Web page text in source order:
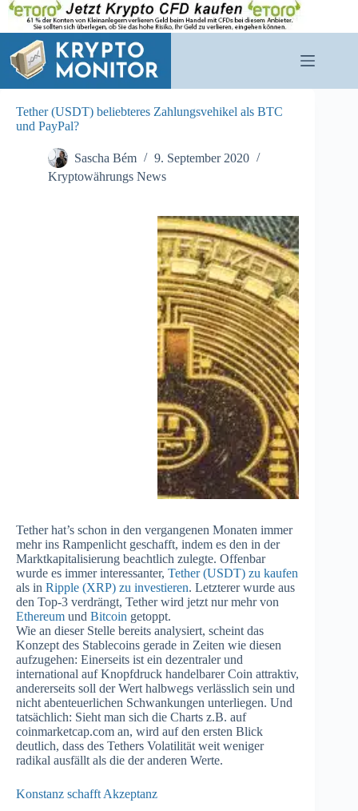
Zum
Inhalt
springen
Tether (USDT) beliebteres Zahlungsvehikel als BTC
und PayPal?
Sascha Bém
9. September 2020
Kryptowährungs News
Tether hat’s schon in den vergangenen Monaten immer
mehr ins Rampenlicht geschafft, indem es den in der
Marktkapitalisierung beachtlich zulegte. Offenbar
wurde es immer interessanter, Tether (USDT) zu kaufen
als in Ripple (XRP) zu investieren. Letzterer wurde aus
den Top-3 verdrängt, Tether wird jetzt nur mehr von
Ethereum und Bitcoin getoppt.
Wie an dieser Stelle bereits analysiert, scheint das
Konzept des Stablecoins gerade in Zeiten wie diesen
aufzugehen: Einerseits ist ein dezentraler und
international auf Knopfdruck handelbarer Coin attraktiv,
andererseits soll der Wert halbwegs verlässlich sein und
nicht abenteuerlichen Schwankungen unterliegen. Und
tatsächlich: Sieht man sich die Charts z.B. auf
coinmarketcap.com an, wird auf den ersten Blick
deutlich, dass des Tethers Volatilität weit weniger
radikal ausfällt als die der anderen Werte.
Konstanz schafft Akzeptanz